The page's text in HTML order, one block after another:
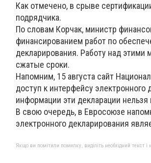
Как отмечено, в срыве
подрядчика.
По словам Корчак, министр
финансированием работ по
декларирования. Работу над
сжатые сроки.
Напомним, 15 августа сайт
доступ к интерфейсу электронного
информации эти декларации нельзя
В свою очередь, в Евросоюзе
электронного декларирования
Якщо ви помітили помилку, виділіть необхідний текст